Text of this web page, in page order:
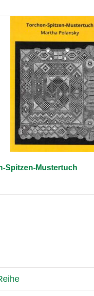
Spitzen-Mustertuch